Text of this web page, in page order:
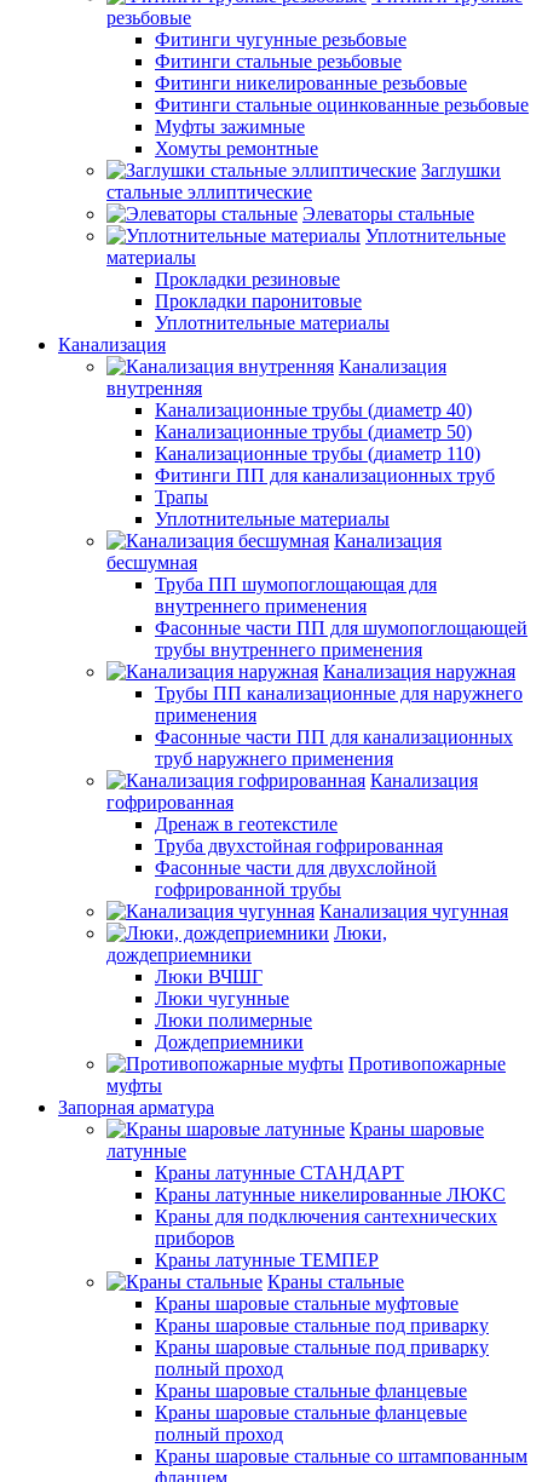
резьбовые
Фитинги чугунные резьбовые
Фитинги стальные резьбовые
Фитинги никелированные резьбовые
Фитинги стальные оцинкованные резьбовые
Муфты зажимные
Хомуты ремонтные
Заглушки
стальные эллиптические
Элеваторы стальные
Уплотнительные
материалы
Прокладки резиновые
Прокладки паронитовые
Уплотнительные материалы
Канализация
Канализация
внутренняя
Канализационные трубы (диаметр 40)
Канализационные трубы (диаметр 50)
Канализационные трубы (диаметр 110)
Фитинги ПП для канализационных труб
Трапы
Уплотнительные материалы
Канализация
бесшумная
Труба ПП шумопоглощающая для
внутреннего применения
Фасонные части ПП для шумопоглощающей
трубы внутреннего применения
Канализация наружная
Трубы ПП канализационные для наружнего
применения
Фасонные части ПП для канализационных
труб наружнего применения
Канализация
гофрированная
Дренаж в геотекстиле
Труба двухстойная гофрированная
Фасонные части для двухслойной
гофрированной трубы
Канализация чугунная
Люки,
дождеприемники
Люки ВЧШГ
Люки чугунные
Люки полимерные
Дождеприемники
Противопожарные
муфты
Запорная арматура
Краны шаровые
латунные
Краны латунные СТАНДАРТ
Краны латунные никелированные ЛЮКС
Краны для подключения сантехнических
приборов
Краны латунные ТЕМПЕР
Краны стальные
Краны шаровые стальные муфтовые
Краны шаровые стальные под приварку
Краны шаровые стальные под приварку
полный проход
Краны шаровые стальные фланцевые
Краны шаровые стальные фланцевые
полный проход
Краны шаровые стальные со штампованным
фланцем